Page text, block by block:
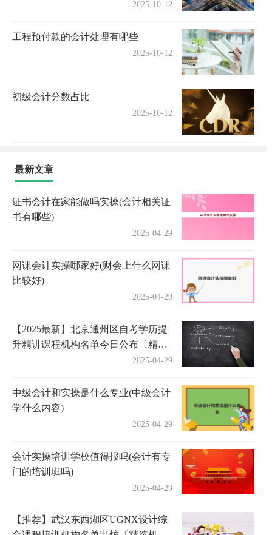
2025-10-12
工程预付款的会计处理有哪些
2025-10-12
初级会计分数占比
2025-10-12
最新文章
证书会计在家能做吗实操(会计相关证
书有哪些)
2025-04-29
网课会计实操哪家好(财会上什么网课
比较好)
2025-04-29
【2025最新】北京通州区自考学历提
升精讲课程机构名单今日公布〔精选
2025-04-29
中级会计和实操是什么专业(中级会计
学什么内容)
2025-04-29
会计实操培训学校值得报吗(会计有专
门的培训班吗)
2025-04-29
【推荐】武汉东西湖区UGNX设计综